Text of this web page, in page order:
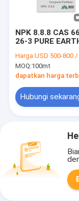
NPK 8.8.8 CAS
26-3 PURE
Nutrisi Tanaman
Untuk Pertanian
Pertanian
Harga:USD 500-800 /
MOQ:100mt
dapatkan harga
Hubungi